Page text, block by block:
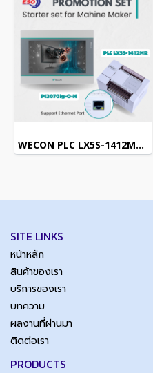
WECON PLC LX5S-1412MR-DN + HMI PI3070ig-O-H Bundle Set
SITE LINKS
หน้าหลัก
สินค้าของเรา
บริการของเรา
บทความ
ผลงานที่ผ่านมา
ติดต่อเรา
PRODUCTS